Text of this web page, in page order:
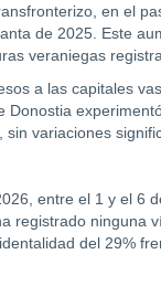
en el
de 2025. Este
veraniegas
a las capitales
Donostia
variaciones
entre el 1 y el 6
registrado ninguna
del 29%